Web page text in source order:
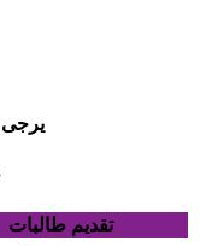
يرجى
تقديم طالبات